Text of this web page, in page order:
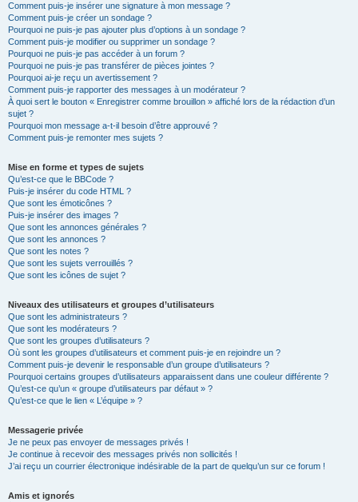
Comment puis-je insérer une signature à mon message ?
Comment puis-je créer un sondage ?
Pourquoi ne puis-je pas ajouter plus d’options à un sondage ?
Comment puis-je modifier ou supprimer un sondage ?
Pourquoi ne puis-je pas accéder à un forum ?
Pourquoi ne puis-je pas transférer de pièces jointes ?
Pourquoi ai-je reçu un avertissement ?
Comment puis-je rapporter des messages à un modérateur ?
À quoi sert le bouton « Enregistrer comme brouillon » affiché lors de la rédaction d’un
sujet ?
Pourquoi mon message a-t-il besoin d’être approuvé ?
Comment puis-je remonter mes sujets ?
Mise en forme et types de sujets
Qu’est-ce que le BBCode ?
Puis-je insérer du code HTML ?
Que sont les émoticônes ?
Puis-je insérer des images ?
Que sont les annonces générales ?
Que sont les annonces ?
Que sont les notes ?
Que sont les sujets verrouillés ?
Que sont les icônes de sujet ?
Niveaux des utilisateurs et groupes d’utilisateurs
Que sont les administrateurs ?
Que sont les modérateurs ?
Que sont les groupes d’utilisateurs ?
Où sont les groupes d’utilisateurs et comment puis-je en rejoindre un ?
Comment puis-je devenir le responsable d’un groupe d’utilisateurs ?
Pourquoi certains groupes d’utilisateurs apparaissent dans une couleur différente ?
Qu’est-ce qu’un « groupe d’utilisateurs par défaut » ?
Qu’est-ce que le lien « L’équipe » ?
Messagerie privée
Je ne peux pas envoyer de messages privés !
Je continue à recevoir des messages privés non sollicités !
J’ai reçu un courrier électronique indésirable de la part de quelqu’un sur ce forum !
Amis et ignorés